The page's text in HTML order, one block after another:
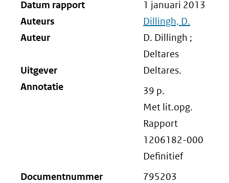
Datum rapport
1 januari 2013
Auteurs
Dillingh, D.
Auteur
D. Dillingh ;
Deltares
Uitgever
Deltares.
Annotatie
39 p.
Met lit.opg.
Rapport
1206182-000
Definitief
Documentnummer
795203